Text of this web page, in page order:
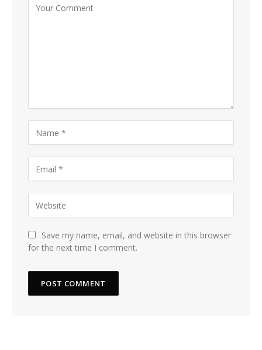
Save my name, email, and website in this browser
for the next time I comment.